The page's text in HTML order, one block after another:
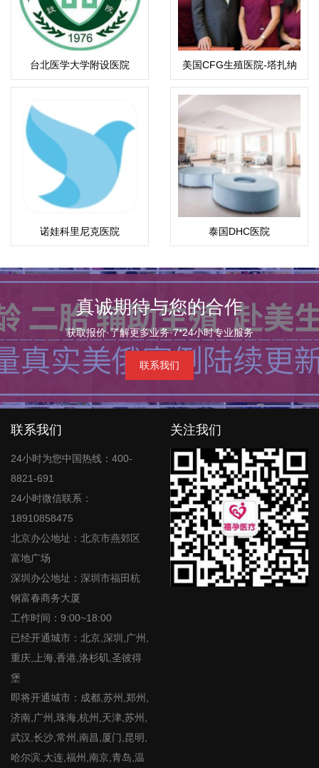
台北医学大学附设医院
美国CFG生殖医院-塔扎纳
总院
诺娃科里尼克医院 泰国DHC医院
真诚期待与您的合作
获取报价·了解更多业务·7*24小时专业服务
联系我们
联系我们
24小时为您中国热线：400-
8821-691
24小时微信联系：
18910858475
北京办公地址：北京市燕郊区
富地广场
深圳办公地址：深圳市福田杭
钢富春商务大厦
工作时间：9:00~18:00
已经开通城市：北京,深圳,广州,
重庆,上海,香港,洛杉矶,圣彼得
堡
即将开通城市：成都,苏州,郑州,
济南,广州,珠海,杭州,天津,苏州,
武汉,长沙,常州,南昌,厦门,昆明,
哈尔滨,大连,福州,南京,青岛,温
关注我们